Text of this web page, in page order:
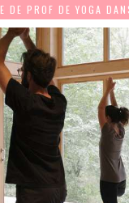
DE PROF DE YOGA